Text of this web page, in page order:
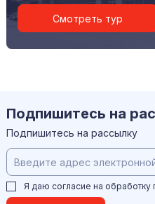
Смотреть тур
Подпишитесь на
Подпишитесь на рассылку
Я даю согласие на обработку